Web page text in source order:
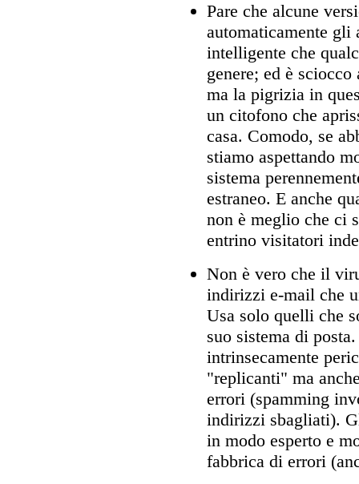
Pare che alcune
automaticamente gli
intelligente che
genere; ed è
ma la pigrizia in
un citofono che
casa. Comodo, se
stiamo aspettando
sistema
estraneo. E anche
non è meglio che ci
entrino visitatori
Non è vero che il
indirizzi e-mail che
Usa solo quelli che
suo sistema di
intrinsecamente
"replicanti" ma
errori (spamming
indirizzi sbagliati).
in modo esperto e
fabbrica di errori